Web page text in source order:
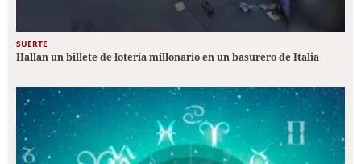
SUERTE
Hallan un billete de lotería millonario en un basurero de Italia